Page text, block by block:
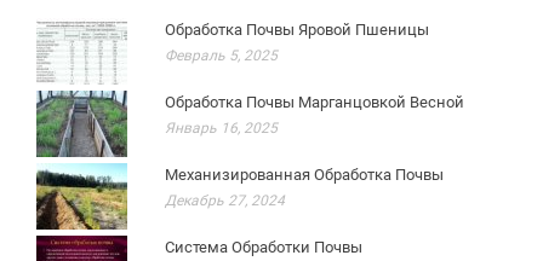
Обработка Почвы Яровой Пшеницы
Февраль 5, 2025
Обработка Почвы Марганцовкой Весной
Январь 16, 2025
Механизированная Обработка Почвы
Декабрь 27, 2024
Система Обработки Почвы